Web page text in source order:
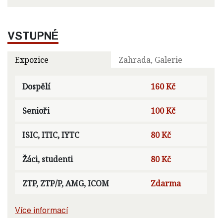
VSTUPNÉ
Expozice Zahrada, Galerie
Dospělí 160 Kč
Senioři 100 Kč
ISIC, ITIC, IYTC 80 Kč
Žáci, studenti 80 Kč
ZTP, ZTP/P, AMG, ICOM Zdarma
Více informací